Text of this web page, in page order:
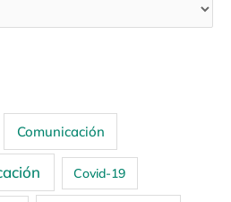
Comunicación
Covid-19